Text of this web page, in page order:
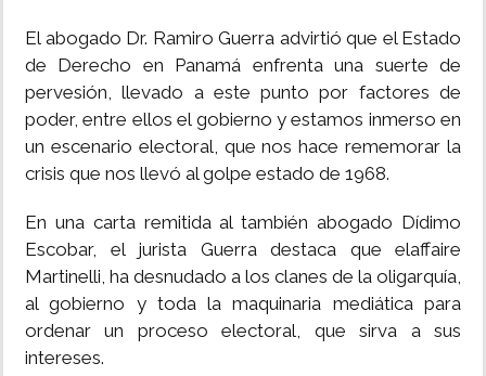
El abogado Dr. Ramiro Guerra advirtió que el Estado
de Derecho en Panamá enfrenta una suerte de
pervesión, llevado a este punto por factores de
poder, entre ellos el gobierno y estamos inmerso en
un escenario electoral, que nos hace rememorar la
crisis que nos llevó al golpe estado de 1968.
En una carta remitida al también abogado Dídimo
Escobar, el jurista Guerra destaca que elaffaire
Martinelli, ha desnudado a los clanes de la oligarquía,
al gobierno y toda la maquinaria mediática para
ordenar un proceso electoral, que sirva a sus
intereses.